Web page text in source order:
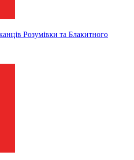
Розумівки та Блакитного